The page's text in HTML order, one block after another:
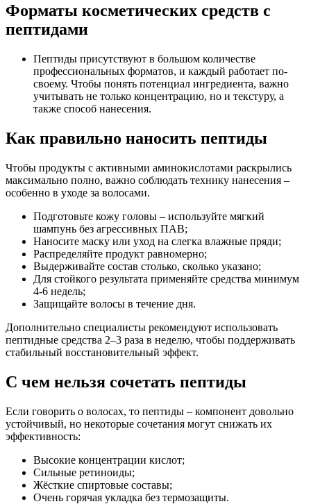
Форматы косметических средств с
пептидами
Пептиды присутствуют в большом количестве
профессиональных форматов, и каждый работает по-
своему. Чтобы понять потенциал ингредиента, важно
учитывать не только концентрацию, но и текстуру, а
также способ нанесения.
Как правильно наносить пептиды
Чтобы продукты с активными аминокислотами раскрылись
максимально полно, важно соблюдать технику нанесения –
особенно в уходе за волосами.
Подготовьте кожу головы – используйте мягкий
шампунь без агрессивных ПАВ;
Наносите маску или уход на слегка влажные пряди;
Распределяйте продукт равномерно;
Выдерживайте состав столько, сколько указано;
Для стойкого результата применяйте средства минимум
4-6 недель;
Защищайте волосы в течение дня.
Дополнительно специалисты рекомендуют использовать
пептидные средства 2–3 раза в неделю, чтобы поддерживать
стабильный восстановительный эффект.
С чем нельзя сочетать пептиды
Если говорить о волосах, то пептиды – компонент довольно
устойчивый, но некоторые сочетания могут снижать их
эффективность:
Высокие концентрации кислот;
Сильные ретиноиды;
Жёсткие спиртовые составы;
Очень горячая укладка без термозащиты.